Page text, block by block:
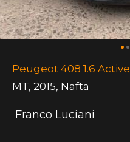
Peugeot 408 1.6 Active
MT, 2015, Nafta
Franco Luciani